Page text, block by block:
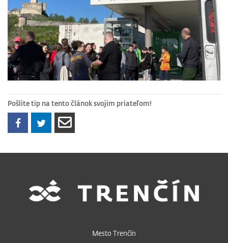
Pošlite tip na tento článok svojim priateľom!
Mesto Trenčín